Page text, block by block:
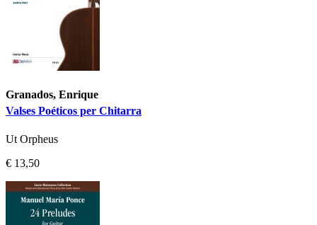
Granados, Enrique
Valses Poéticos per Chitarra
Ut Orpheus
€ 13,50